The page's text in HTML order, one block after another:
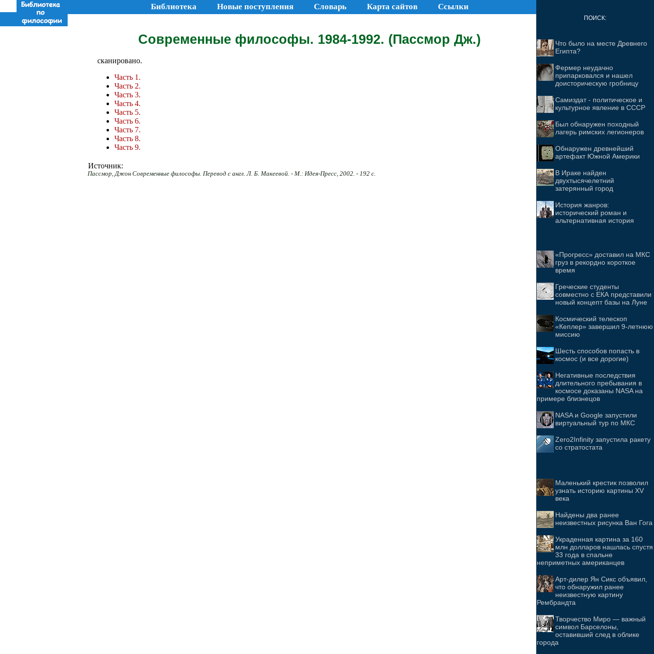
Библиотека Новые поступления Словарь Карта сайтов Ссылки
Современные философы. 1984-1992. (Пассмор Дж.)
сканировано.
Часть 1.
Часть 2.
Часть 3.
Часть 4.
Часть 5.
Часть 6.
Часть 7.
Часть 8.
Часть 9.
Источник:
Пассмор, Джон Современные философы. Перевод с англ. Л. Б. Макеевой. - М.: Идея-Пресс, 2002. - 192 с.
ПОИСК:
Что было на месте Древнего
Египта?
Фермер неудачно
припарковался и нашел
доисторическую гробницу
Самиздат - политическое и
культурное явление в СССР
Был обнаружен походный
лагерь римских легионеров
Обнаружен древнейший
артефакт Южной Америки
В Ираке найден
двухтысячелетний
затерянный город
История жанров:
исторический роман и
альтернативная история
«Прогресс» доставил на МКС
груз в рекордно короткое
время
Греческие студенты
совместно с ЕКА представили
новый концепт базы на Луне
Космический телескоп
«Кеплер» завершил 9-летнюю
миссию
Шесть способов попасть в
космос (и все дорогие)
Негативные последствия
длительного пребывания в
космосе доказаны NASA на
примере близнецов
NASA и Google запустили
виртуальный тур по МКС
Zero2Infinity запустила ракету
со стратостата
Маленький крестик позволил
узнать историю картины XV
века
Найдены два ранее
неизвестных рисунка Ван Гога
Украденная картина за 160
млн долларов нашлась спустя
33 года в спальне
неприметных американцев
Арт-дилер Ян Сикс объявил,
что обнаружил ранее
неизвестную картину
Рембрандта
Творчество Миро — важный
символ Барселоны,
оставивший след в облике
города